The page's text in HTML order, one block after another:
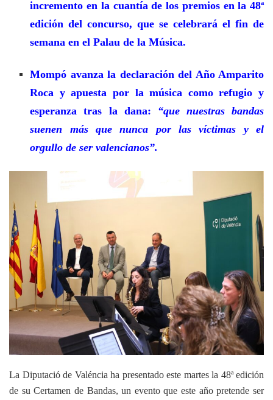
incremento en la cuantía de los premios en la 48ª
edición del concurso, que se celebrará el fin de
semana en el Palau de la Música.
Mompó avanza la declaración del Año Amparito
Roca y apuesta por la música como refugio y
esperanza tras la dana: “que nuestras bandas
suenen más que nunca por las víctimas y el
orgullo de ser valencianos”.
La Diputació de Valéncia ha presentado este martes la 48ª edición
de su Certamen de Bandas, un evento que este año pretende ser